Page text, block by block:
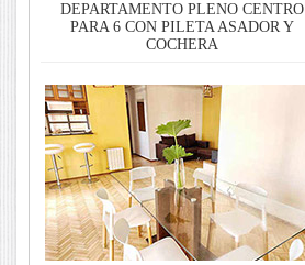
DEPARTAMENTO PLENO CENTRO
PARA 6 CON PILETA ASADOR Y
COCHERA